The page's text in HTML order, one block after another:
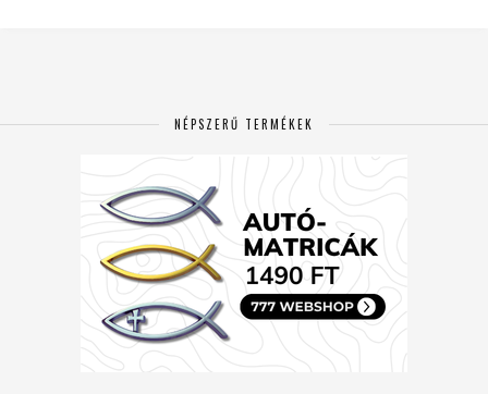
NÉPSZERŰ TERMÉKEK